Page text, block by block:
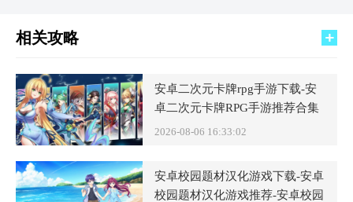
相关攻略
安卓二次元卡牌rpg手游下载-安
卓二次元卡牌RPG手游推荐合集
2026-08-06 16:33:02
安卓校园题材汉化游戏下载-安卓
校园题材汉化游戏推荐-安卓校园